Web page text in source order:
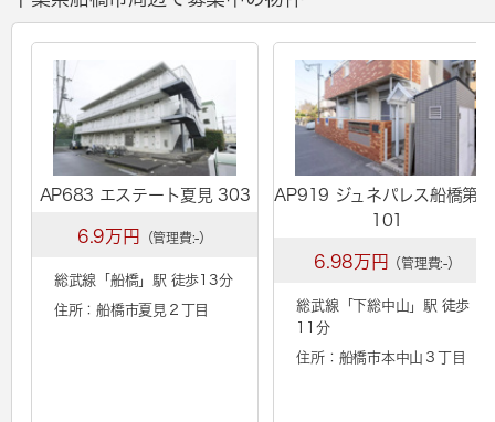
AP683 エステート夏見 303
6.9万円 （管理費:-）
総武線「 船橋」駅 徒歩13分
住所：船橋市夏見２丁目
AP919 ジュネパレス船橋第
101
6.98万円 （管理費:-）
総武線「 下総中山 」駅 徒歩
11分
住所：船橋市本中山３丁目